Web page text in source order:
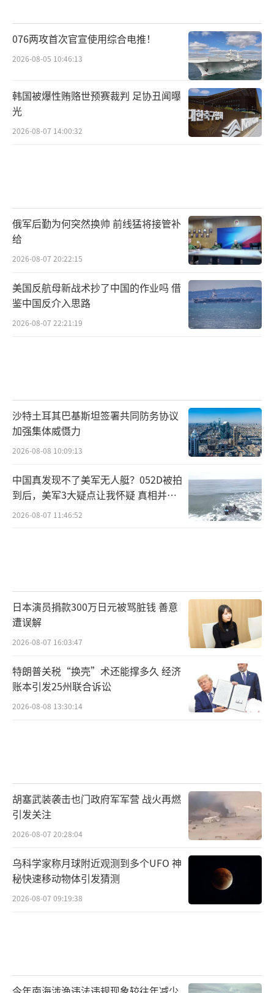
076两攻首次官宣使用综合电推！
2026-08-05 10:46:13
韩国被爆性贿赂世预赛裁判 足协丑闻曝
光
2026-08-07 14:00:32
俄军后勤为何突然换帅 前线猛将接管补
给
2026-08-07 20:22:15
美国反航母新战术抄了中国的作业吗 借
鉴中国反介入思路
2026-08-07 22:21:19
沙特土耳其巴基斯坦签署共同防务协议
加强集体威慑力
2026-08-08 10:09:13
中国真发现不了美军无人艇？052D被拍
到后，美军3大疑点让我怀疑 真相并非
如此
2026-08-07 11:46:52
日本演员捐款300万日元被骂脏钱 善意
遭误解
2026-08-07 16:03:47
特朗普关税“换壳”术还能撑多久 经济
账本引发25州联合诉讼
2026-08-08 13:30:14
胡塞武装袭击也门政府军军营 战火再燃
引发关注
2026-08-07 20:28:04
乌科学家称月球附近观测到多个UFO 神
秘快速移动物体引发猜测
2026-08-07 09:19:38